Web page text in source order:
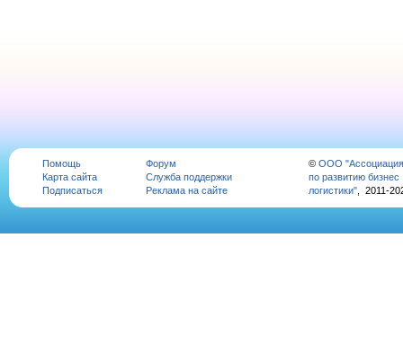
Помощь
Карта сайта
Подписаться
Форум
Служба поддержки
Реклама на сайте
© ООО "Ассоциация
по развитию бизнес
логистики", 2011-